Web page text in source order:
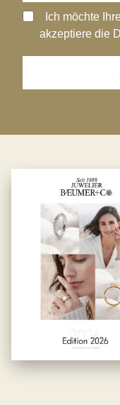
Ich möchte
akzeptiere die